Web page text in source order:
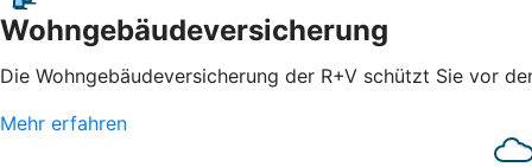
Wohngebäudeversicherung
Die Wohngebäudeversicherung der R+V schützt Sie vor
Mehr erfahren